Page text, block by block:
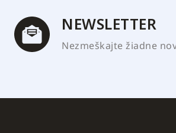
NEWSLETTER
Nezmeškajte žiadne